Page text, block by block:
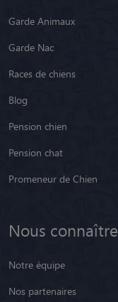
Garde Animaux
Garde Nac
Races de chiens
Blog
Pension chien
Pension chat
Promeneur de Chien
Nous connaître
Notre équipe
Nos partenaires